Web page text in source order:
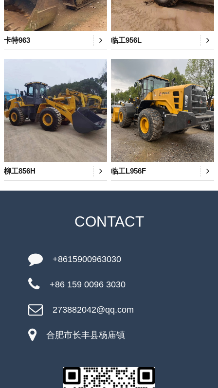
卡特963 临工956L
柳工856H 临工L956F
CONTACT
+8615900963030
+86 159 0096 3030
273882042@qq.com
合肥市长丰县杨庙镇